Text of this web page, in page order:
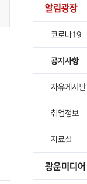
알림광장
코로나19
공지사항
자유게시판
취업정보
자료실
광운미디어